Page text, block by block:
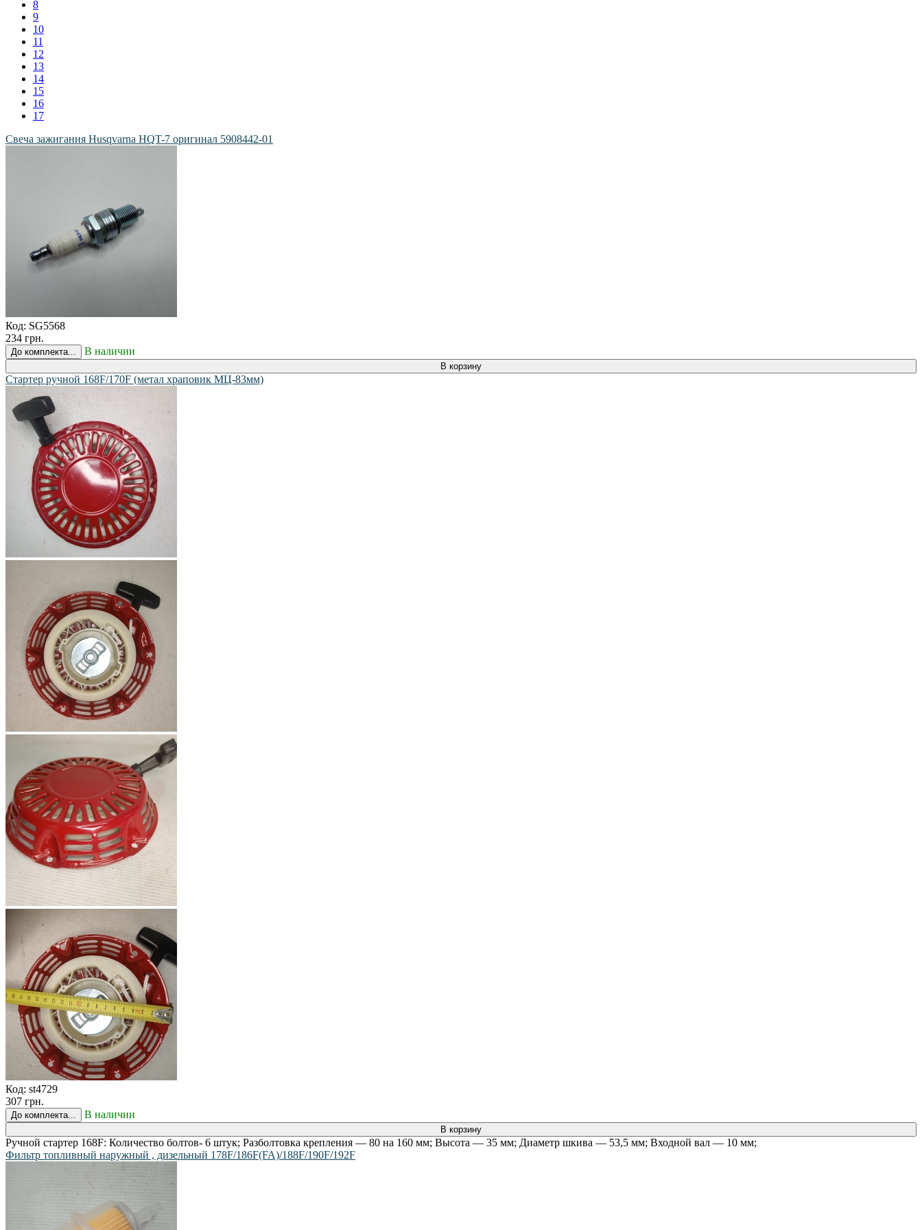
8
9
10
11
12
13
14
15
16
17
Свеча зажигания Husqvarna HQT-7 оригинал 5908442-01
Код: SG5568
234 грн.
До комплекта... В наличии
В корзину
Стартер ручной 168F/170F (метал храповик МЦ-83мм)
Код: st4729
307 грн.
До комплекта... В наличии
В корзину
Ручной стартер 168F: Количество болтов- 6 штук; Разболтовка крепления — 80 на 160 мм; Высота — 35 мм; Диаметр шкива — 53,5 мм; Входной вал — 10 мм;
Фильтр топливный наружный , дизельный 178F/186F(FA)/188F/190F/192F